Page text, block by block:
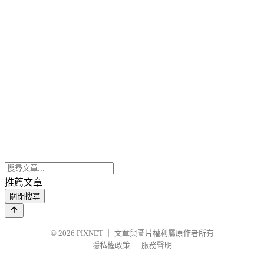
推薦文章
關閉搜尋
© 2026 PIXNET
文章與圖片權利屬原作者所有
隱私權政策
服務聲明